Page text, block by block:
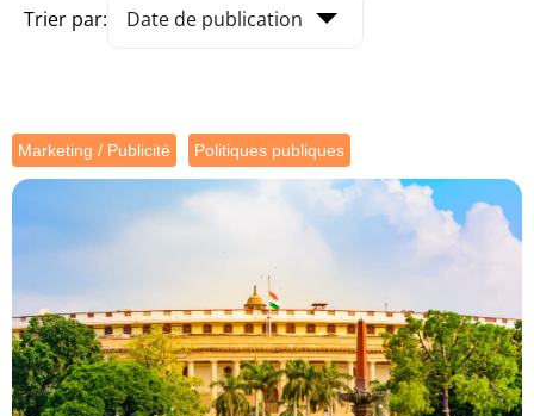
Trier par:
Marketing / Publicité Politiques publiques